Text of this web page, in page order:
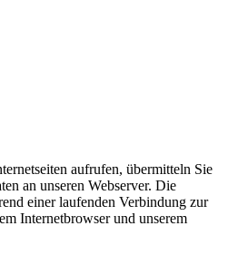
aufrufen, übermitteln Sie
an unseren Webserver. Die
einer laufenden Verbindung zur
Internetbrowser und unserem